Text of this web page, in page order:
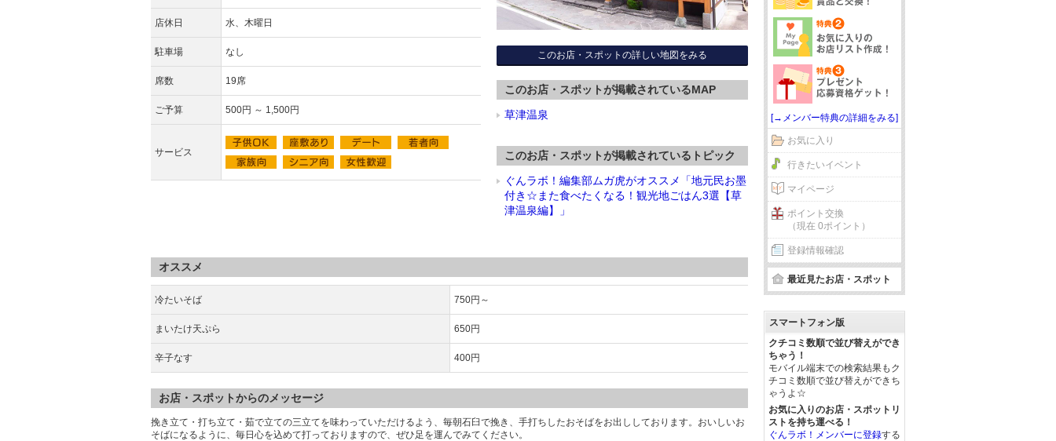
店休日 水、木曜日
駐車場 なし
席数 19席
ご予算 500円 ～ 1,500円
サービス
このお店・スポットの詳しい地図をみる
このお店・スポットが掲載されているMAP
草津温泉
このお店・スポットが掲載されているトピック
ぐんラボ！編集部ムガ虎がオススメ「地元民お墨
付き☆また食べたくなる！観光地ごはん3選【草
津温泉編】」
オススメ
冷たいそば 750円～
まいたけ天ぷら 650円
辛子なす 400円
お店・スポットからのメッセージ
挽き立て・打ち立て・茹で立ての三立てを味わっていただけるよう、毎朝石臼で挽き、手打ちしたおそばをお出ししております。おいしいお
そばになるように、毎日心を込めて打っておりますので、ぜひ足を運んでみてください。
[→メンバー特典の詳細をみる]
お気に入り
行きたいイベント
マイページ
ポイント交換
（現在 0ポイント）
登録情報確認
最近見たお店・スポット
スマートフォン版
クチコミ数順で並び替えができ
ちゃう！
モバイル端末での検索結果もク
チコミ数順で並び替えができち
ゃうよ☆
お気に入りのお店・スポットリ
ストを持ち運べる！
ぐんラボ！メンバーに登録する